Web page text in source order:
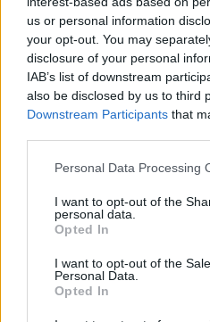
us or personal information
your opt-out. You may
disclosure of your personal
IAB’s list of downstream
also be disclosed by us to third
Downstream Participants that
Personal Data Processing
I want to opt-out of the
personal data.
Opted In
I want to opt-out of the
Personal Data.
Opted In
Székely
A gól
áttörés
„A
a Tisza